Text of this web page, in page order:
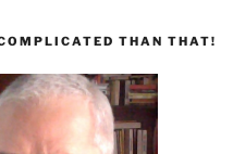
THAN THAT!